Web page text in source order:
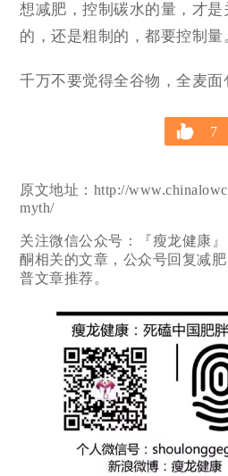
想减肥，控制碳水的量，才
的，还是粗制的，都要控制量
千万不要觉得全谷物，全麦面
7
原文地址：http://
myth/
关注微信公众号：『瘦龙健康
酮相关的文章，公众号回复减
普文章推荐。